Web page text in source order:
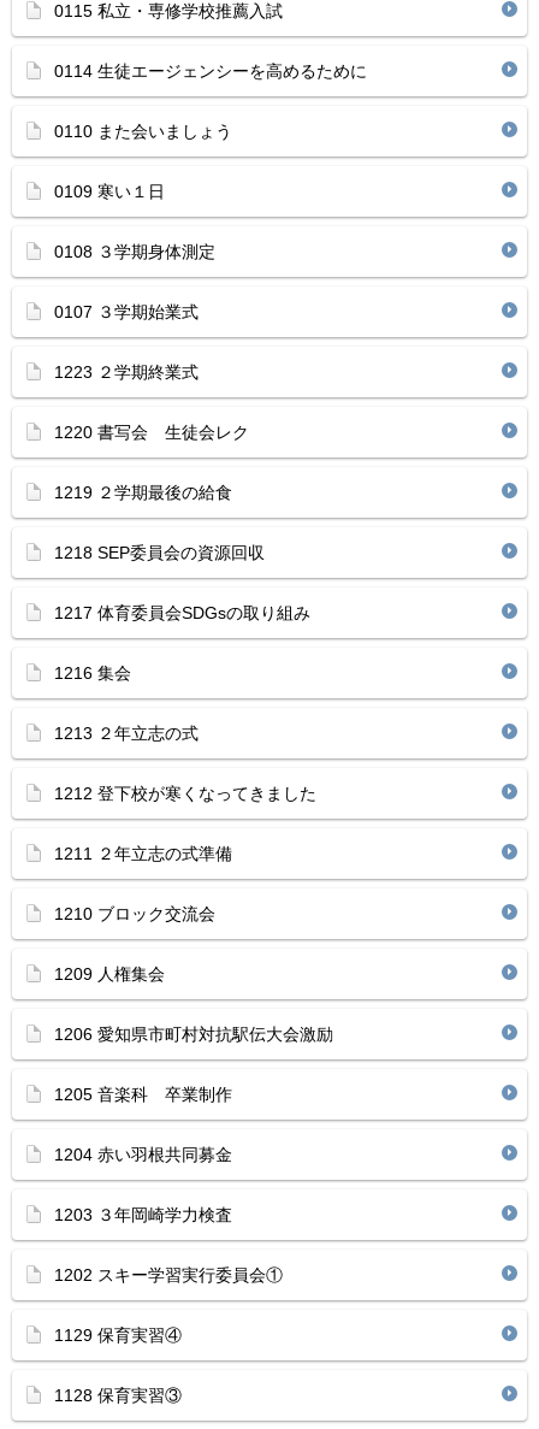
0115 私立・専修学校推薦入試
0114 生徒エージェンシーを高めるために
0110 また会いましょう
0109 寒い１日
0108 ３学期身体測定
0107 ３学期始業式
1223 ２学期終業式
1220 書写会 生徒会レク
1219 ２学期最後の給食
1218 SEP委員会の資源回収
1217 体育委員会SDGsの取り組み
1216 集会
1213 ２年立志の式
1212 登下校が寒くなってきました
1211 ２年立志の式準備
1210 ブロック交流会
1209 人権集会
1206 愛知県市町村対抗駅伝大会激励
1205 音楽科 卒業制作
1204 赤い羽根共同募金
1203 ３年岡崎学力検査
1202 スキー学習実行委員会①
1129 保育実習④
1128 保育実習③